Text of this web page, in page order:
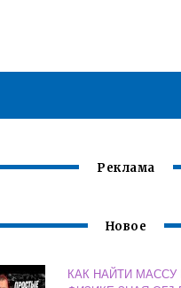
Реклама
Новое
КАК НАЙТИ